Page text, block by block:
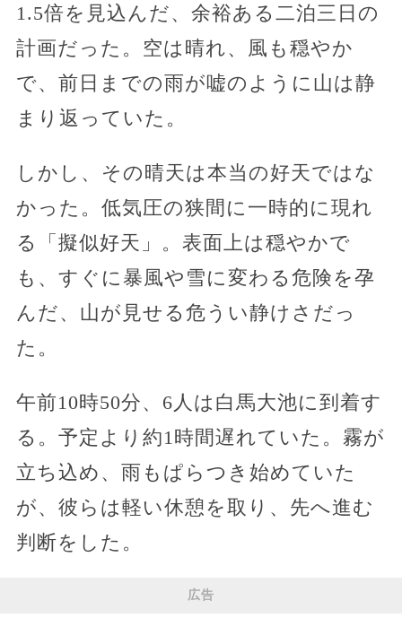
1.5倍を見込んだ、余裕ある二泊三日の
計画だった。空は晴れ、風も穏やか
で、前日までの雨が嘘のように山は静
まり返っていた。
しかし、その晴天は本当の好天ではな
かった。低気圧の狭間に一時的に現れ
る「擬似好天」。表面上は穏やかで
も、すぐに暴風や雪に変わる危険を孕
んだ、山が見せる危うい静けさだっ
た。
午前10時50分、6人は白馬大池に到着す
る。予定より約1時間遅れていた。霧が
立ち込め、雨もぱらつき始めていた
が、彼らは軽い休憩を取り、先へ進む
判断をした。
広告